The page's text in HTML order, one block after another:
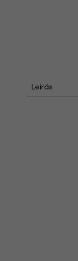
Leírás